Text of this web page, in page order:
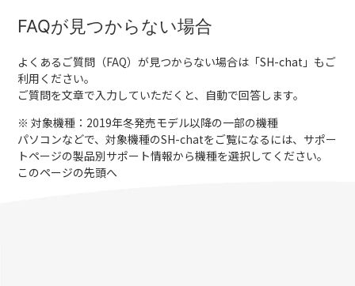
FAQが見つからない場合
よくあるご質問（FAQ）が見つからない場合は「SH-chat 」もご
利用ください。
ご質問を文章で入力していただくと、自動で回答します。
※ 対象機種：2019年冬発売モデル以降の一部の機種
パソコンなどで、対象機種のSH-chatをご覧になるには、サポー
トページの製品別サポート情報から機種を選択してください。
このページの先頭へ